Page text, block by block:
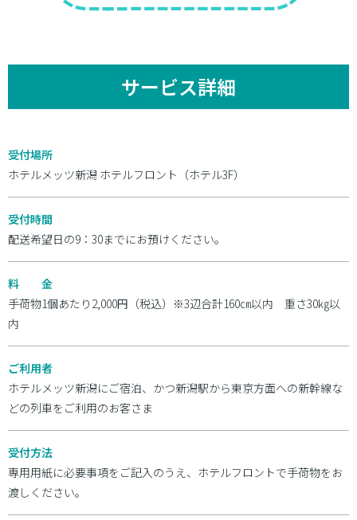
サービス詳細
受付場所
ホテルメッツ新潟 ホテルフロント（ホテル3F）
受付時間
配送希望日の9：30までにお預けください。
料 金
手荷物1個あたり2,000円（税込）※3辺合計160㎝以内 重さ30㎏以
内
ご利用者
ホテルメッツ新潟にご宿泊、かつ新潟駅から東京方面への新幹線な
どの列車をご利用のお客さま
受付方法
専用用紙に必要事項をご記入のうえ、ホテルフロントで手荷物をお
渡しください。